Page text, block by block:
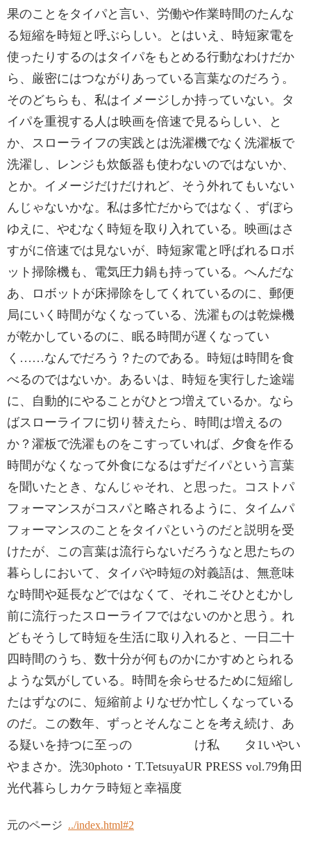
果のことをタイパと言い、労働や作業時間のたんな
る短縮を時短と呼ぶらしい。とはいえ、時短家電を
使ったりするのはタイパをもとめる行動なわけだか
ら、厳密にはつながりあっている言葉なのだろう。
そのどちらも、私はイメージしか持っていない。タ
イパを重視する人は映画を倍速で見るらしい、と
か、スローライフの実践とは洗濯機でなく洗濯板で
洗濯し、レンジも炊飯器も使わないのではないか、
とか。イメージだけだけれど、そう外れてもいない
んじゃないかな。私は多忙だからではなく、ずぼら
ゆえに、やむなく時短を取り入れている。映画はさ
すがに倍速では見ないが、時短家電と呼ばれるロボ
ット掃除機も、電気圧力鍋も持っている。へんだな
あ、ロボットが床掃除をしてくれているのに、郵便
局にいく時間がなくなっている、洗濯ものは乾燥機
が乾かしているのに、眠る時間が遅くなってい
く……なんでだろう？たのである。時短は時間を食
べるのではないか。あるいは、時短を実行した途端
に、自動的にやることがひとつ増えているか。なら
ばスローライフに切り替えたら、時間は増えるの
か？濯板で洗濯ものをこすっていれば、夕食を作る
時間がなくなって外食になるはずだイパという言葉
を聞いたとき、なんじゃそれ、と思った。コストパ
フォーマンスがコスパと略されるように、タイムパ
フォーマンスのことをタイパというのだと説明を受
けたが、この言葉は流行らないだろうなと思たちの
暮らしにおいて、タイパや時短の対義語は、無意味
な時間や延長などではなくて、それこそひとむかし
前に流行ったスローライフではないのかと思う。れ
どもそうして時短を生活に取り入れると、一日二十
四時間のうち、数十分が何ものかにかすめとられる
ような気がしている。時間を余らせるために短縮し
たはずなのに、短縮前よりなぜか忙しくなっている
のだ。この数年、ずっとそんなことを考え続け、あ
る疑いを持つに至っの け私 タ1いやい
やまさか。洗30photo・T.TetsuyaUR PRESS vol.79角田
光代暮らしカケラ時短と幸福度
元のページ ../index.html#2